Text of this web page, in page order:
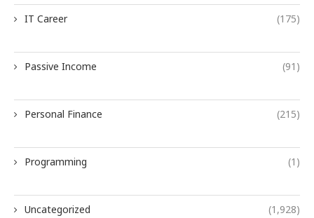
IT Career (175)
Passive Income (91)
Personal Finance (215)
Programming (1)
Uncategorized (1,928)